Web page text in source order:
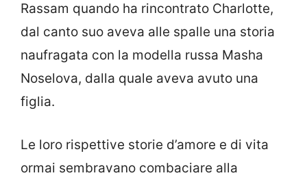
Rassam quando ha rincontrato Charlotte,
dal canto suo aveva alle spalle una storia
naufragata con la modella russa Masha
Noselova, dalla quale aveva avuto una
figlia.
Le loro rispettive storie d’amore e di vita
ormai sembravano combaciare alla